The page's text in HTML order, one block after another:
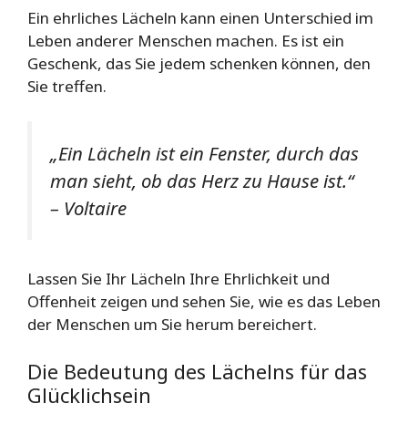
Ein ehrliches Lächeln kann einen Unterschied im
Leben anderer Menschen machen. Es ist ein
Geschenk, das Sie jedem schenken können, den
Sie treffen.
„Ein Lächeln ist ein Fenster, durch das
man sieht, ob das Herz zu Hause ist.“
– Voltaire
Lassen Sie Ihr Lächeln Ihre Ehrlichkeit und
Offenheit zeigen und sehen Sie, wie es das Leben
der Menschen um Sie herum bereichert.
Die Bedeutung des Lächelns für das
Glücklichsein